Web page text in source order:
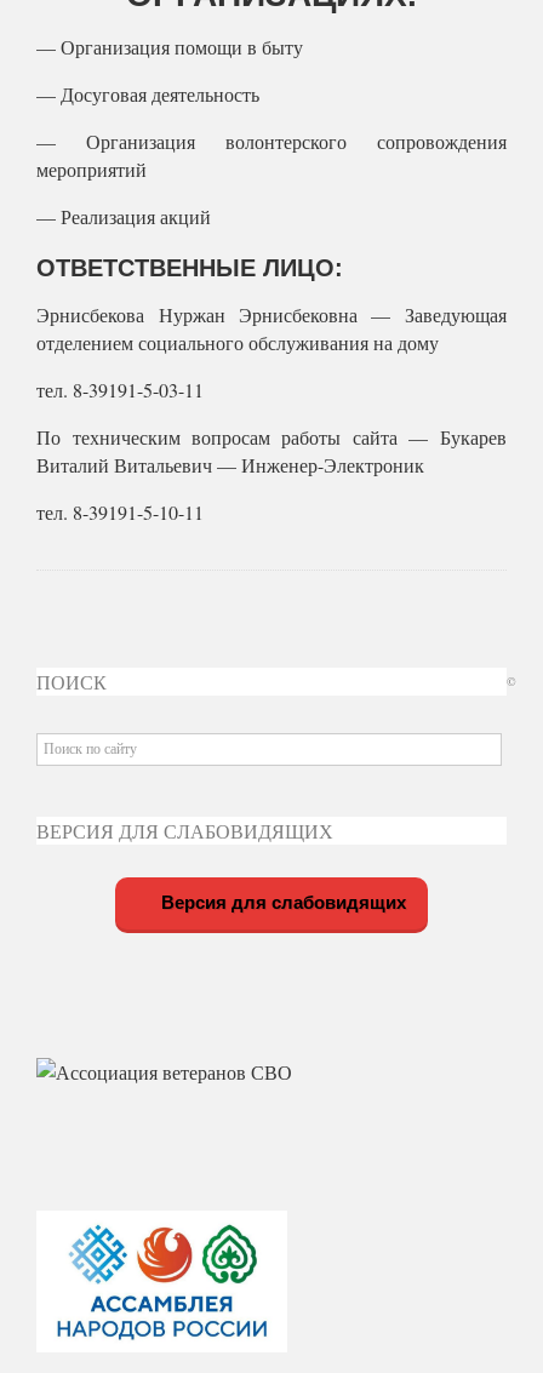
— Организация помощи в быту
— Досуговая деятельность
— Организация волонтерского сопровождения
мероприятий
— Реализация акций
ОТВЕТСТВЕННЫЕ ЛИЦО:
Эрнисбекова Нуржан Эрнисбековна — Заведующая
отделением социального обслуживания на дому
тел. 8-39191-5-03-11
По техническим вопросам работы сайта — Букарев
Виталий Витальевич — Инженер-Электроник
тел. 8-39191-5-10-11
ПОИСК
ВЕРСИЯ ДЛЯ СЛАБОВИДЯЩИХ
Версия для слабовидящих
©